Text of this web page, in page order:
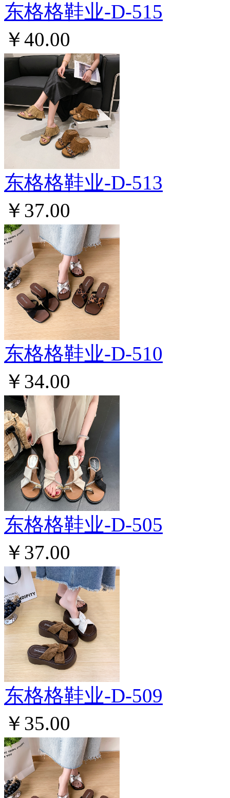
东格格鞋业-D-515
￥40.00
东格格鞋业-D-513
￥37.00
东格格鞋业-D-510
￥34.00
东格格鞋业-D-505
￥37.00
东格格鞋业-D-509
￥35.00